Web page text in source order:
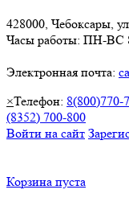
428000, Чебоксары,
Часы работы: ПН-ВС
Электронная почта:
×Телефон: 8(800)770-
(8352) 700-800
Войти на сайт
Корзина пуста